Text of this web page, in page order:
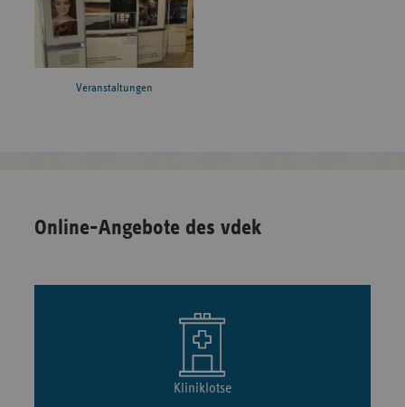
Veranstaltungen
Online-Angebote des vdek
Kliniklotse